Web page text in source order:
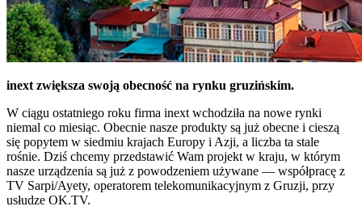
inext zwiększa swoją obecność na rynku gruzińskim.
W ciągu ostatniego roku firma inext wchodziła na nowe rynki
niemal co miesiąc. Obecnie nasze produkty są już obecne i cieszą
się popytem w siedmiu krajach Europy i Azji, a liczba ta stale
rośnie. Dziś chcemy przedstawić Wam projekt w kraju, w którym
nasze urządzenia są już z powodzeniem używane — współpracę z
TV Sarpi/Ayety, operatorem telekomunikacyjnym z Gruzji, przy
usłudze OK.TV.